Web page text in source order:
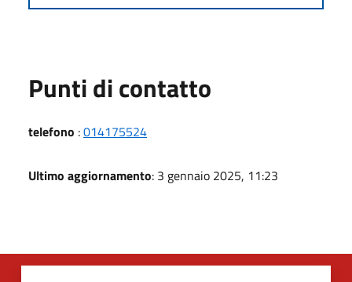
Punti di contatto
telefono :014175524
Ultimo aggiornamento: 3 gennaio 2025, 11:23